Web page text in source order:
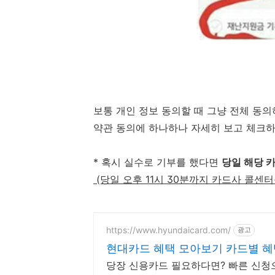
보통 개인 정보 동의할 때 그냥 전체 동
약관 동의에 하나하나 자세히 보고 체크
* 혹시 실수로 기부를 했다면 당일 해당
(당일 오후 11시 30분까지 카드사 콜센
https://www.hyundaicard.com/ 광고
현대카드 혜택 모아보기 카드별
당장 신용카드 필요하다면? 빠른 신